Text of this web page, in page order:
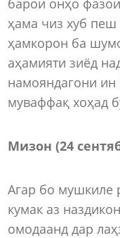
барои онҳо
ҳама чиз хуб
ҳамкорон ба
аҳамияти зиёд
намояндагони ин
муваффақ хоҳад
Мизон (24
Агар бо мушкиле
кумак аз
омодаанд дар